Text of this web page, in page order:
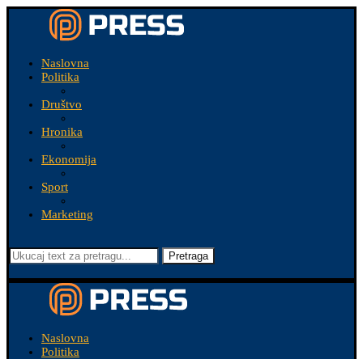
Naslovna
Politika
Društvo
Hronika
Ekonomija
Sport
Marketing
Pretraga
Naslovna
Politika